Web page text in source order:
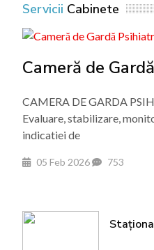
Servicii Cabinete
Cameră de
CAMERA DE GARDA
Evaluare, stabilizare,
indicatiei de
05 Feb 2026 753